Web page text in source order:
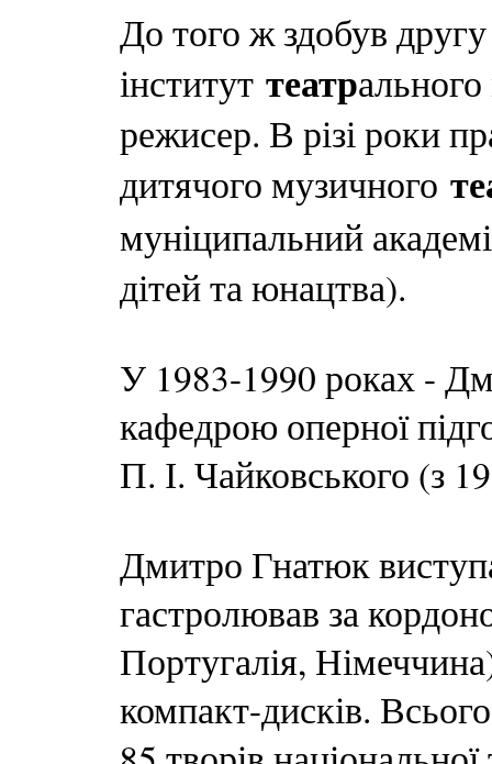
До того ж здобув
інститут театр
режисер. В різі роки
дитячого музичного
муніципальний
дітей та юнацтва).
У 1983-1990 роках -
кафедрою оперної
П. І. Чайковського (з
Дмитро Гнатюк
гастролював за
Португалія,
компакт-дисків.